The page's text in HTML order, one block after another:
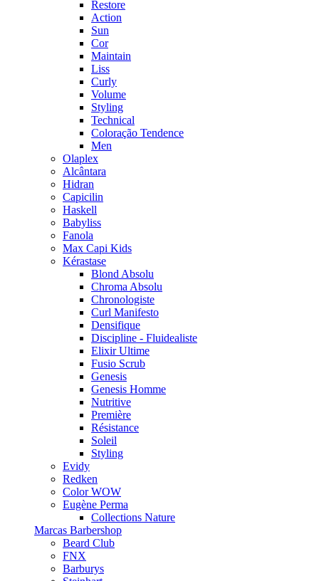
Restore
Action
Sun
Cor
Maintain
Liss
Curly
Volume
Styling
Technical
Coloração Tendence
Men
Olaplex
Alcântara
Hidran
Capicilin
Haskell
Babyliss
Fanola
Max Capi Kids
Kérastase
Blond Absolu
Chroma Absolu
Chronologiste
Curl Manifesto
Densifique
Discipline - Fluidealiste
Elixir Ultime
Fusio Scrub
Genesis
Genesis Homme
Nutritive
Première
Résistance
Soleil
Styling
Evidy
Redken
Color WOW
Eugène Perma
Collections Nature
Marcas Barbershop
Beard Club
FNX
Barburys